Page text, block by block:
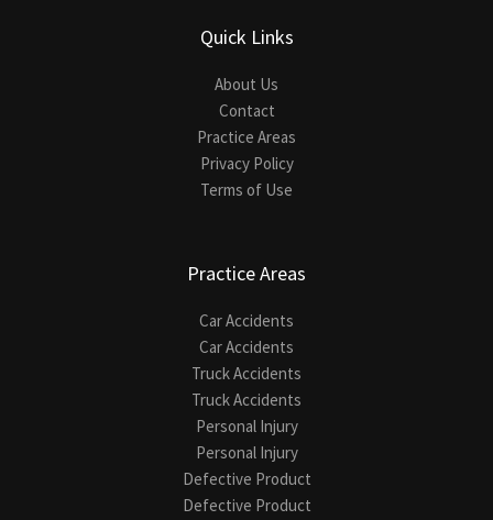
Quick Links
About Us
Contact
Practice Areas
Privacy Policy
Terms of Use
Practice Areas
Car Accidents
Car Accidents
Truck Accidents
Truck Accidents
Personal Injury
Personal Injury
Defective Product
Defective Product